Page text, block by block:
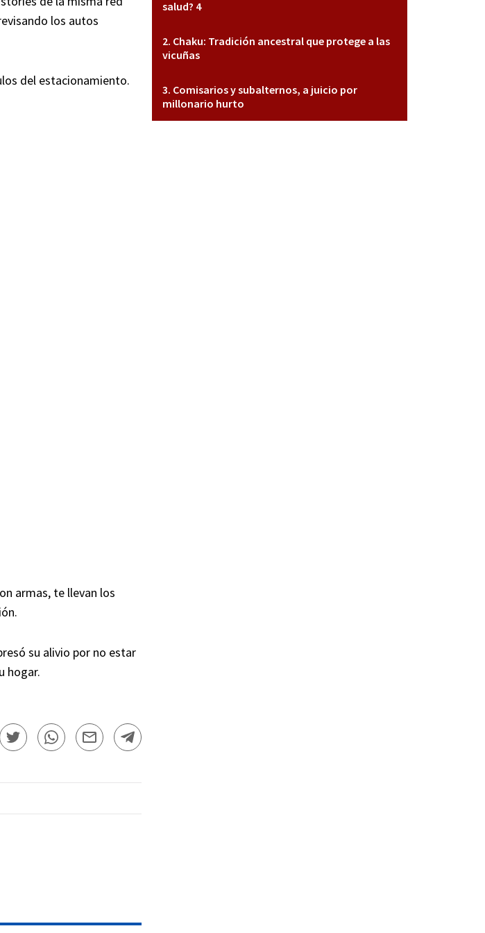
los autos
del estacionamiento.
armas, te llevan los
su alivio por no estar
hogar.
salud? 4
Chaku: Tradición ancestral que protege a las
vicuñas
Comisarios y subalternos, a juicio por
millonario hurto